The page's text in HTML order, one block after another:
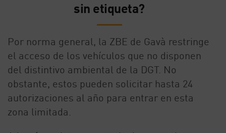
sin etiqueta?
Por norma general, la ZBE de Gavà restringe
el acceso de los vehículos que no disponen
del distintivo ambiental de la DGT. No
obstante, estos pueden solicitar hasta 24
autorizaciones al año para entrar en esta
zona limitada.